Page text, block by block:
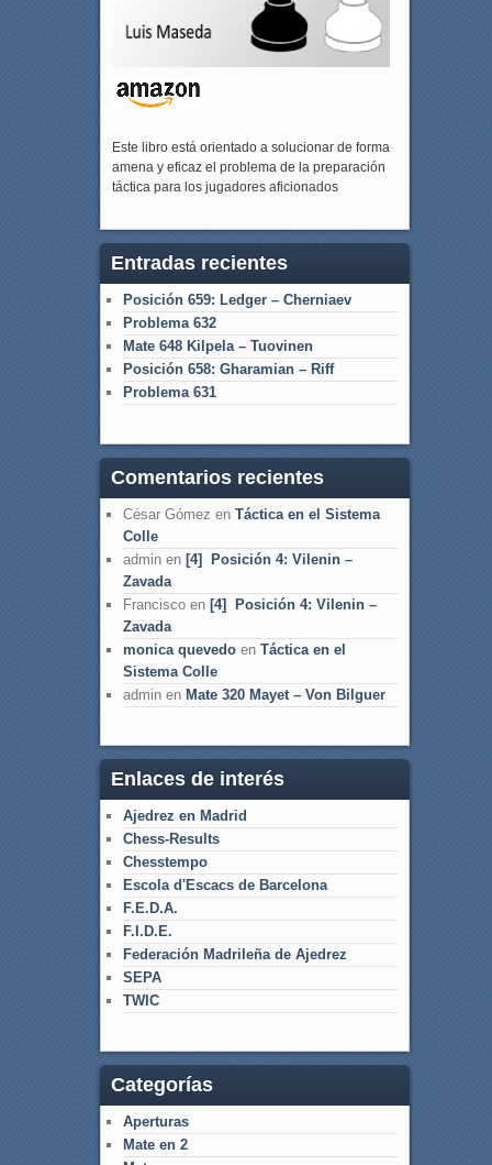
Este libro está orientado a solucionar de forma
amena y eficaz el problema de la preparación
táctica para los jugadores aficionados
Entradas recientes
Posición 659: Ledger – Cherniaev
Problema 632
Mate 648 Kilpela – Tuovinen
Posición 658: Gharamian – Riff
Problema 631
Comentarios recientes
César Gómez en Táctica en el Sistema
Colle
adminen [4] Posición 4: Vilenin –
Zavada
Franciscoen [4] Posición 4: Vilenin –
Zavada
monica quevedoen Táctica en el
Sistema Colle
adminen Mate 320 Mayet – Von Bilguer
Enlaces de interés
Ajedrez en Madrid
Chess-Results
Chesstempo
Escola d'Escacs de Barcelona
F.E.D.A.
F.I.D.E.
Federación Madrileña de Ajedrez
SEPA
TWIC
Categorías
Aperturas
Mate en 2